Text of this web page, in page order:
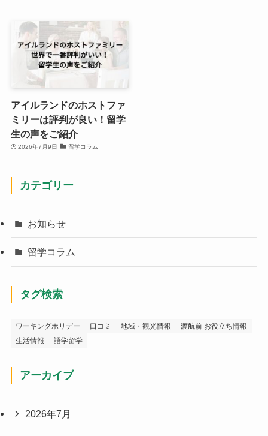
アイルランドのホストファ
ミリーは評判が良い！留学
生の声をご紹介
2026年7月9日 留学コラム
カテゴリー
お知らせ
留学コラム
タグ検索
ワーキングホリデー 口コミ 地域・観光情報
渡航前 お役立ち情報
生活情報
語学留学
アーカイブ
2026年7月